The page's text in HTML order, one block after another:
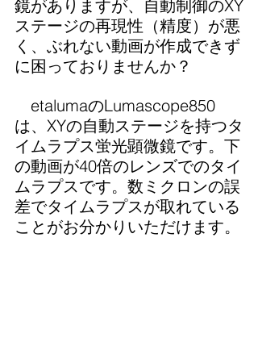
鏡がありますが、自動制御のXY
ステージの再現性（精度）が悪
く、ぶれない動画が作成できず
に困っておりませんか？
etalumaのLumascope850
は、XYの自動ステージを持つタ
イムラプス蛍光顕微鏡です。下
の動画が40倍のレンズでのタイ
ムラプスです。数ミクロンの誤
差でタイムラプスが取れている
ことがお分かりいただけます。